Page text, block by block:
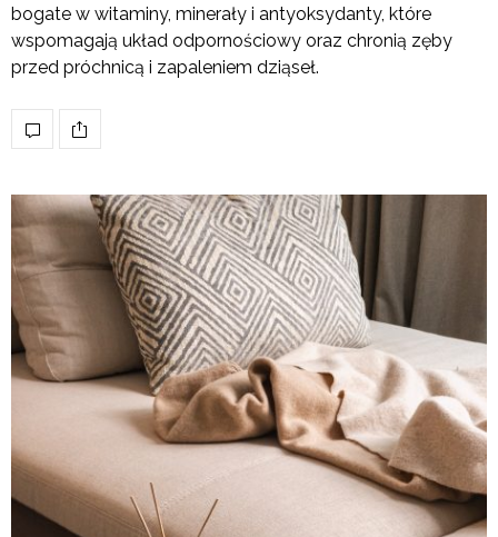
bogate w witaminy, minerały i antyoksydanty, które
wspomagają układ odpornościowy oraz chronią zęby
przed próchnicą i zapaleniem dziąseł.